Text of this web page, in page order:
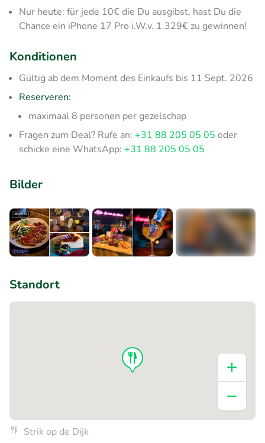
Nur heute: für jede 10€ die Du ausgibst, hast Du die
Chance ein iPhone 17 Pro i.W.v. 1.329€ zu gewinnen!
Konditionen
Gültig ab dem Moment des Einkaufs bis 11 Sept. 2026
Reserveren:
maximaal 8 personen per gezelschap
Fragen zum Deal? Rufe an: +31 88 205 05 05 oder
schicke eine WhatsApp: +31 88 205 05 05
Bilder
Standort
Strik op de Dijk